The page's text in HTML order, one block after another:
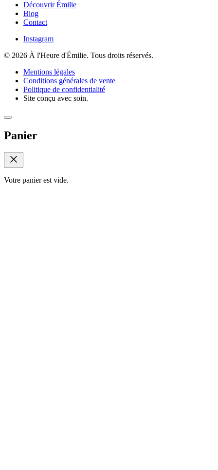
Découvrir Émilie
Blog
Contact
Instagram
© 2026 À l'Heure d'Émilie. Tous droits réservés.
Mentions légales
Conditions générales de vente
Politique de confidentialité
Site conçu avec soin.
Panier
Votre panier est vide.